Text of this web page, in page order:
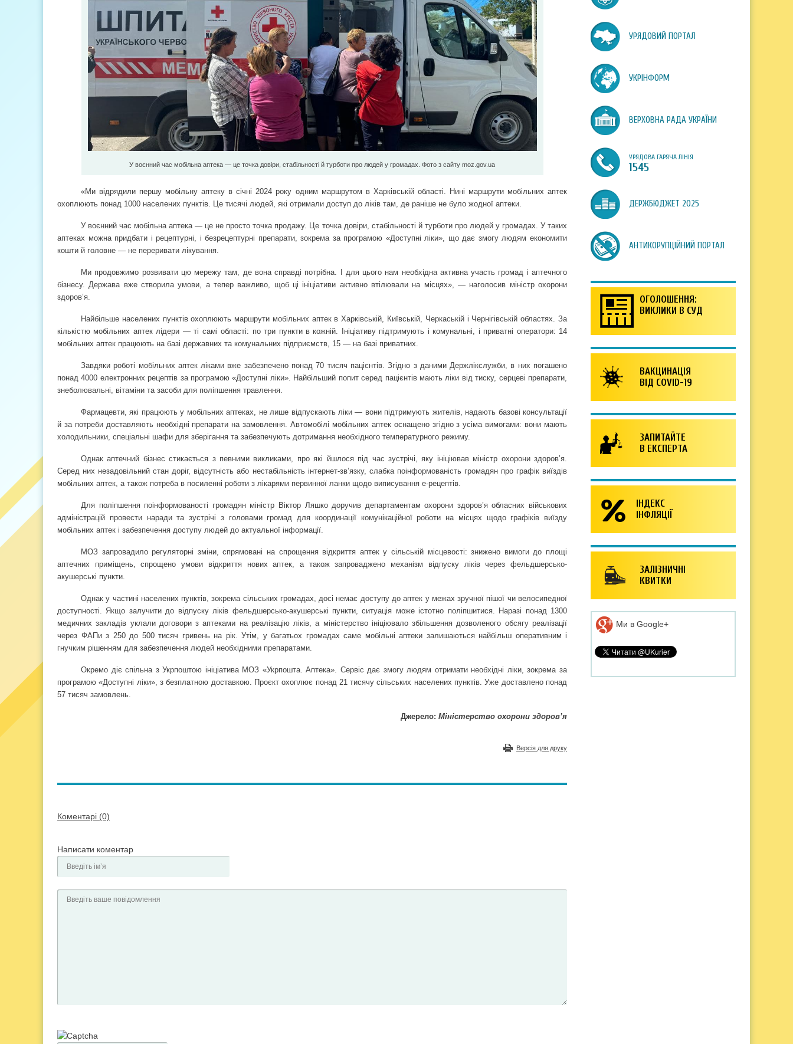
У воєнний час мобільна аптека — це точка довіри, стабільності й турботи про людей у громадах. Фото з сайту moz.gov.ua
«Ми відрядили першу мобільну аптеку в січні 2024 року одним маршрутом в Харківській області. Нині маршрути мобільних аптек
охоплюють понад 1000 населених пунктів. Це тисячі людей, які отримали доступ до ліків там, де раніше не було жодної аптеки.
У воєнний час мобільна аптека — це не просто точка продажу. Це точка довіри, стабільності й турботи про людей у громадах. У таких
аптеках можна придбати і рецептурні, і безрецептурні препарати, зокрема за програмою «Доступні ліки», що дає змогу людям економити
кошти й головне — не переривати лікування.
Ми продовжимо розвивати цю мережу там, де вона справді потрібна. І для цього нам необхідна активна участь громад і аптечного
бізнесу. Держава вже створила умови, а тепер важливо, щоб ці ініціативи активно втілювали на місцях», — наголосив міністр охорони
здоров’я.
Найбільше населених пунктів охоплюють маршрути мобільних аптек в Харківській, Київській, Черкаській і Чернігівській областях. За
кількістю мобільних аптек лідери — ті самі області: по три пункти в кожній. Ініціативу підтримують і комунальні, і приватні оператори: 14
мобільних аптек працюють на базі державних та комунальних підприємств, 15 — на базі приватних.
Завдяки роботі мобільних аптек ліками вже забезпечено понад 70 тисяч пацієнтів. Згідно з даними Держлікслужби, в них погашено
понад 4000 електронних рецептів за програмою «Доступні ліки». Найбільший попит серед пацієнтів мають ліки від тиску, серцеві препарати,
знеболювальні, вітаміни та засоби для поліпшення травлення.
Фармацевти, які працюють у мобільних аптеках, не лише відпускають ліки — вони підтримують жителів, надають базові консультації
й за потреби доставляють необхідні препарати на замовлення. Автомобілі мобільних аптек оснащено згідно з усіма вимогами: вони мають
холодильники, спеціальні шафи для зберігання та забезпечують дотримання необхідного температурного режиму.
Однак аптечний бізнес стикається з певними викликами, про які йшлося під час зустрічі, яку ініціював міністр охорони здоров’я.
Серед них незадовільний стан доріг, відсутність або нестабільність інтернет-зв’язку, слабка поінформованість громадян про графік виїздів
мобільних аптек, а також потреба в посиленні роботи з лікарями первинної ланки щодо виписування е-рецептів.
Для поліпшення поінформованості громадян міністр Віктор Ляшко доручив департаментам охорони здоров’я обласних військових
адміністрацій провести наради та зустрічі з головами громад для координації комунікаційної роботи на місцях щодо графіків виїзду
мобільних аптек і забезпечення доступу людей до актуальної інформації.
МОЗ запровадило регуляторні зміни, спрямовані на спрощення відкриття аптек у сільській місцевості: знижено вимоги до площі
аптечних приміщень, спрощено умови відкриття нових аптек, а також запроваджено механізм відпуску ліків через фельдшерсько-
акушерські пункти.
Однак у частині населених пунктів, зокрема сільських громадах, досі немає доступу до аптек у межах зручної пішої чи велосипедної
доступності. Якщо залучити до відпуску ліків фельдшерсько-акушерські пункти, ситуація може істотно поліпшитися. Наразі понад 1300
медичних закладів уклали договори з аптеками на реалізацію ліків, а міністерство ініціювало збільшення дозволеного обсягу реалізації
через ФАПи з 250 до 500 тисяч гривень на рік. Утім, у багатьох громадах саме мобільні аптеки залишаються найбільш оперативним і
гнучким рішенням для забезпечення людей необхідними препаратами.
Окремо діє спільна з Укрпоштою ініціатива МОЗ «Укрпошта. Аптека». Сервіс дає змогу людям отримати необхідні ліки, зокрема за
програмою «Доступні ліки», з безплатною доставкою. Проєкт охоплює понад 21 тисячу сільських населених пунктів. Уже доставлено понад
57 тисяч замовлень.
Джерело: Міністерство охорони здоров’я
Версія для друку
Коментарі (0)
Написати коментар
УРЯДОВИЙ ПОРТАЛ
УКРІНФОРМ
ВЕРХОВНА РАДА УКРАЇНИ
УРЯДОВА ГАРЯЧА ЛІНІЯ
1545
ДЕРЖБЮДЖЕТ 2025
АНТИКОРУПЦІЙНИЙ ПОРТАЛ
ОГОЛОШЕННЯ:
ВИКЛИКИ В СУД
ВАКЦИНАЦІЯ
ВІД COVID-19
ЗАПИТАЙТЕ
В ЕКСПЕРТА
ІНДЕКС
ІНФЛЯЦІЇ
ЗАЛІЗНИЧНІ
КВИТКИ
Ми в Google+